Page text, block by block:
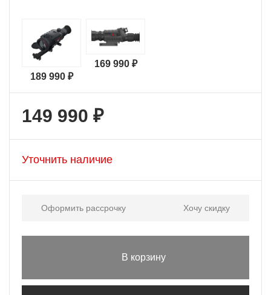
189 990 ₽
169 990 ₽
149 990 ₽
Уточнить наличие
Оформить рассрочку Хочу скидку
В корзину